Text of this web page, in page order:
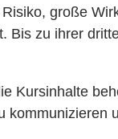
große
Bis zu ihrer
Kursinhalte